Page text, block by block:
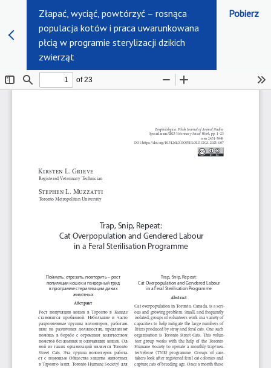
Złapać, wyciąć, powtórzyć – rosnąca
populacja kotów i praca uwarunkowana
płcią w programie sterylizacji dzikich
zwierząt
Pobierz